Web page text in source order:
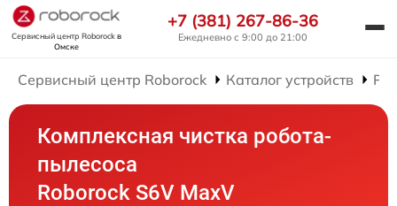
Сервисный центр Roborockв
Омске
+7 (381) 267-86-36
Ежедневно с 9:00 до 21:00
Сервисный центр Roborock Каталог устройств
Комплексная чистка робота-
пылесоса
Roborock S6V MaxV